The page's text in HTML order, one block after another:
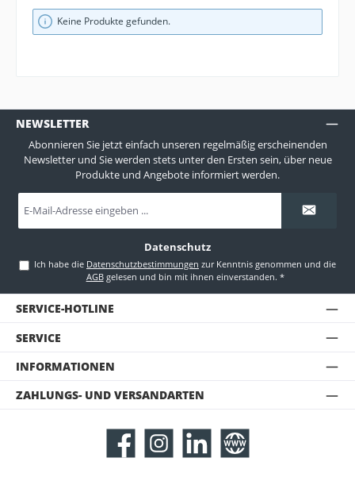
Keine Produkte gefunden.
NEWSLETTER
Abonnieren Sie jetzt einfach unseren regelmäßig erscheinenden
Newsletter und Sie werden stets unter den Ersten sein, über neue
Produkte und Angebote informiert werden.
Mail-
Datenschutz
Ich habe die Datenschutzbestimmungen
zur Kenntnis genommen und die
AGBgelesen und bin mit ihnen einverstanden. *
SERVICE-HOTLINE
SERVICE
INFORMATIONEN
ZAHLUNGS- UND VERSANDARTEN
Facebook Instagram LinkedIn Website